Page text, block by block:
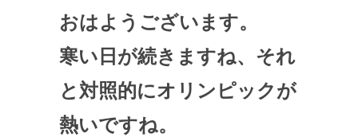
おはようございます。
寒い日が続きますね、それ
と対照的にオリンピックが
熱いですね。